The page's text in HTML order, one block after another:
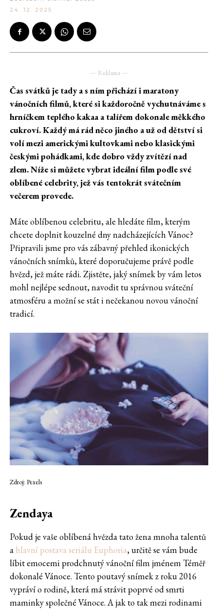
24. 12. 2025
― Reklama ―
Čas svátků je tady a s ním přichází i maratony
vánočních filmů, které si každoročně vychutnáváme s
hrníčkem teplého kakaa a talířem dokonale měkkého
cukroví. Každý má rád něco jiného a už od dětství si
volí mezi americkými kultovkami nebo klasickými
českými pohádkami, kde dobro vždy zvítězí nad
zlem. Níže si můžete vybrat ideální film podle své
oblíbené celebrity, jež vás tentokrát svátečním
večerem provede.
Máte oblíbenou celebritu, ale hledáte film, kterým
chcete doplnit kouzelné dny nadcházejících Vánoc?
Připravili jsme pro vás zábavný přehled ikonických
vánočních snímků, které doporučujeme právě podle
hvězd, jež máte rádi. Zjistěte, jaký snímek by vám letos
mohl nejlépe sednout, navodit tu správnou sváteční
atmosféru a možní se stát i nečekanou novou vánoční
tradicí.
Zdroj: Pexels
Zendaya
Pokud je vaše oblíbená hvězda tato žena mnoha talentů
a hlavní postava seriálu Euphoria, určitě se vám bude
líbit emocemi prodchnutý vánoční film jménem Téměř
dokonalé Vánoce. Tento poutavý snímek z roku 2016
vypráví o rodině, která má strávit poprvé od smrti
maminky společné Vánoce. A jak to tak mezi rodinami